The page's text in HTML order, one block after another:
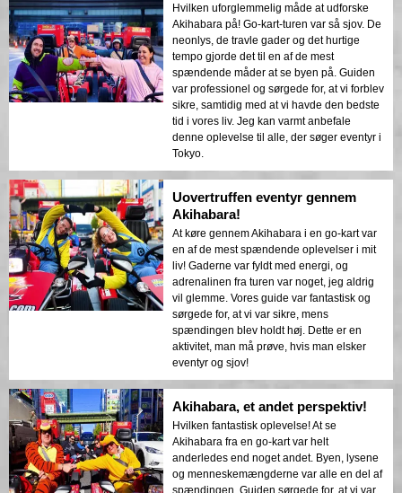
Hvilken uforglemmelig måde at udforske
Akihabara på! Go-kart-turen var så sjov. De
neonlys, de travle gader og det hurtige
tempo gjorde det til en af de mest
spændende måder at se byen på. Guiden
var professionel og sørgede for, at vi forblev
sikre, samtidig med at vi havde den bedste
tid i vores liv. Jeg kan varmt anbefale
denne oplevelse til alle, der søger eventyr i
Tokyo.
Uovertruffen eventyr gennem
Akihabara!
At køre gennem Akihabara i en go-kart var
en af de mest spændende oplevelser i mit
liv! Gaderne var fyldt med energi, og
adrenalinen fra turen var noget, jeg aldrig
vil glemme. Vores guide var fantastisk og
sørgede for, at vi var sikre, mens
spændingen blev holdt høj. Dette er en
aktivitet, man må prøve, hvis man elsker
eventyr og sjov!
Akihabara, et andet perspektiv!
Hvilken fantastisk oplevelse! At se
Akihabara fra en go-kart var helt
anderledes end noget andet. Byen, lysene
og menneskemængderne var alle en del af
spændingen. Guiden sørgede for, at vi var